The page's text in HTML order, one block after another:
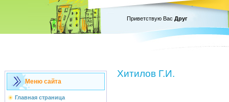
Приветствую Вас Друг
Меню сайта
Главная страница
Хитилов Г.И.